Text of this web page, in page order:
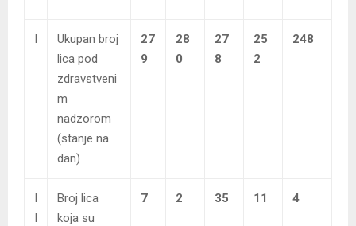
I
Ukupan broj
lica pod
zdravstveni
m
nadzorom
(stanje na
dan)
27
9
28
0
27
8
25
2
248
I
I
Broj lica
koja su
7 2 35 11 4